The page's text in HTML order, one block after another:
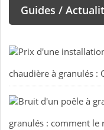
Guides /
chaudière à granulés :
granulés : comment le